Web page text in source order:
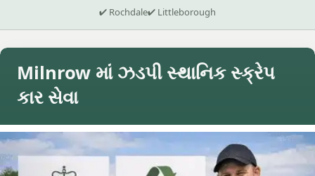
✔ Rochdale✔ Littleborough
Milnrow માં ઝડપી સ્થાનિક સ્ક્રેપ
કાર સેવા